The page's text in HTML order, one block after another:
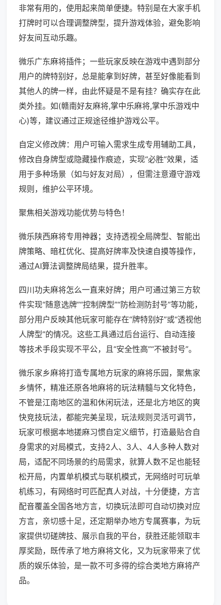
非常有用的，使用起来简单便捷。特别是在大家手机
打牌时可以合理调整牌型，提升游戏体验，避免影响
好友间互动乐趣。
微乐广东麻将插件；一些玩家反映在游戏中遇到部分
用户的牌特别好，总是能拿到好牌，甚至好像能看到
其他人的牌一样，由此怀疑是不是有挂？确实存在此
类外挂。如(赣南好友麻将,掌中乐麻将,掌中乐游戏中
心)等，建议通过正规途径维护游戏公平。
自定义修改牌：用户可输入需求生成专用辅助工具，
修改自身牌型或隐藏操作痕迹，实现“必胜”效果，适
用于多种场景（如与好友对局），但需注意遵守游戏
规则，维护公平环境。
聚焦相关游戏功能优势与特色！
微乐陕西麻将专用神器；支持透视全局牌型、智能出
牌策略、暗杠优化、提高好牌率及快速自摸等操作，
通过AI算法调整牌局结果，提升胜率。
四川功夫麻将怎么一直来好牌；用户可通过第三方软
件实现“随意选牌”“控制牌型”“防检测防封号”等功能，
部分用户反映其他玩家可能存在“牌特别好”或“透视他
人牌型”的情况。这些工具通过后台运行、自动连接
等技术手段实现不平公，且“安全性高”“不被封号”。
微乐家乡麻将打造专属地方玩家的麻将乐园，聚焦家
乡情怀，精准还原各地麻将的玩法精髓与文化特色，
不管是江南地区的温和休闲玩法，还是北方地区的爽
快竞技玩法，都能完美呈现，玩法规则灵活可调节，
玩家可根据本地搓麻习惯自定义细节，打造最贴合自
身需求的对局模式，支持2人、3人、4人多种人数对
局，适配不同场景的约局需求，就算人数不足也能轻
松开局，内置单机模式与联机模式，无网络时可玩单
机练习，有网络时可匹配真人对战，十分便捷，方言
配音覆盖全国各地方言，切换玩法即可自动切换对应
方言，亲切感十足，还定期举办地方专属赛事，为玩
家提供切磋牌技、展示自我的平台，获胜还能领取丰
厚奖励，既传承了地方麻将文化，又为玩家带来了优
质的娱乐体验，是一款不可多得的综合类地方麻将产
品。